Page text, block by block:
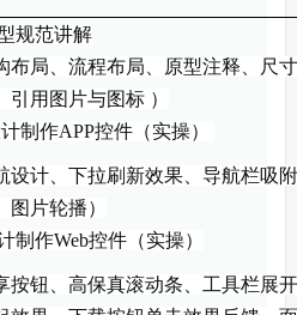
规范讲解
布局 、流程布局 原型注释
尺
引用图片与图标 ）
制作APP控件 （实操）
设计 、下拉刷新效果 、导航栏吸
图片轮播）
制作Web控件 （实操）
按钮 、高保真滚动条
工具栏展